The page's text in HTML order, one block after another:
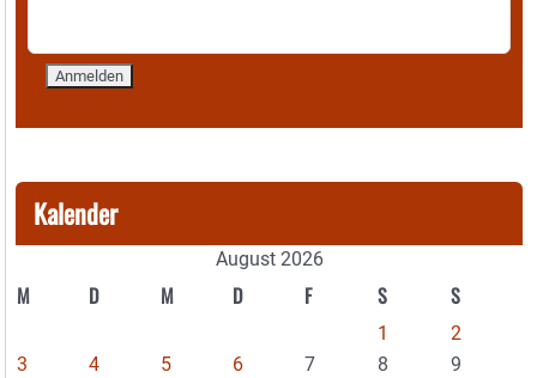
Kalender
August 2026
M D M D F S S
1
2
3
4 5 6 7 8
9